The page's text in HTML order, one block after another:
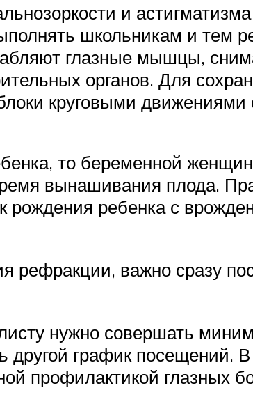
и
школьникам и тем
глазные мышцы,
органов. Для
круговыми движениями
то беременной
вынашивания плода.
рождения ребенка с
рефракции, важно сразу
нужно совершать
другой график посещений.
профилактикой глазных